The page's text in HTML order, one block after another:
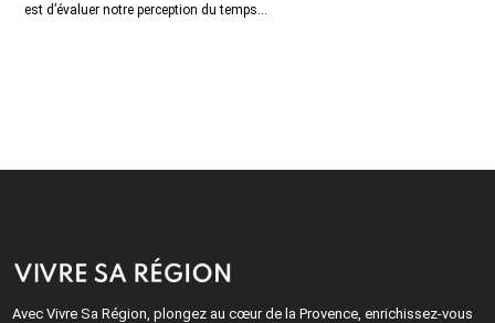
est d’évaluer notre perception du temps...
Avec Vivre Sa Région, plongez au cœur de la Provence, enrichissez-vous